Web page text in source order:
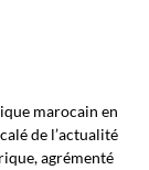
marocain en
de l’actualité
agrémenté